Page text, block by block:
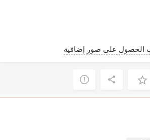
الحصول على صور إضافية